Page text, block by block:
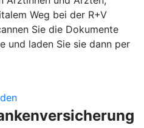
Weg bei der R+V
Sie die Dokumente
und laden Sie sie dann per